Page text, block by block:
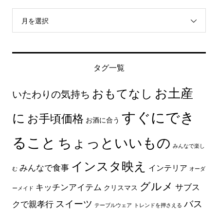
月を選択
タグ一覧
いたわりの気持ち おもてなし お土産
に お手頃価格 お酒に合う すぐにでき
ること ちょっといいもの みんなで楽し
む みんなで食事 インスタ映え インテリア オーダ
ーメイド キッチンアイテム クリスマス グルメ サブス
クで親孝行 スイーツ テーブルウェア トレンドを押さえる バス